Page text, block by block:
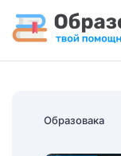
Образовака